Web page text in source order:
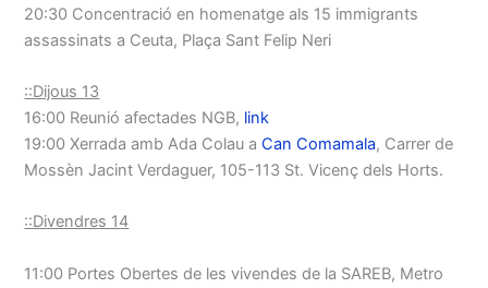
20:30 Concentració en homenatge als 15 immigrants
assassinats a Ceuta, Plaça Sant Felip Neri
::Dijous 13
16:00 Reunió afectades NGB, link
19:00 Xerrada amb Ada Colau aCan Comamala, Carrer de
Mossèn Jacint Verdaguer, 105-113 St. Vicenç dels Horts.
::Divendres 14
11:00 Portes Obertes de les vivendes de la SAREB, Metro